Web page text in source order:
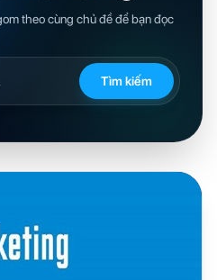
theo cùng chủ đề để bạn đọc
Tìm kiếm